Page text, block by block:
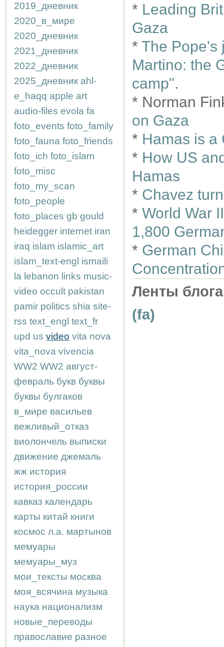
2019_дневник
2020_в_мире
2020_дневник
2021_дневник
2022_дневник
2025_дневник ahl-
e_haqq apple art
audio-files evola fa
foto_events foto_family
foto_fauna foto_friends
foto_ich foto_islam
foto_misc
foto_my_scan
foto_people
foto_places gb gould
heidegger internet iran
iraq islam islamic_art
islam_text-engl ismaili
la lebanon links music-
video occult pakistan
pamir politics shia site-
rss text_engl text_fr
upd us video vita nova
vita_nova vivencia
WW2 WW2 август-
февраль букв буквы
буквы булгаков
в_мире васильев
вежливый_отказ
виолончель выписки
движение джемаль
жж история
история_россии
кавказ календарь
карты китай книги
космос л.а. мартынов
мемуары
мемуары_муз
мои_тексты москва
моя_всячина музыка
наука национализм
новые_переводы
православие разное
* Leading
Gaza
* The Pope's
Martino: the
camp".
* Norman
on Gaza
* Hamas is a
* How US
Hamas
* Chavez
* World War
1,800
* German
Ленты
(fa)